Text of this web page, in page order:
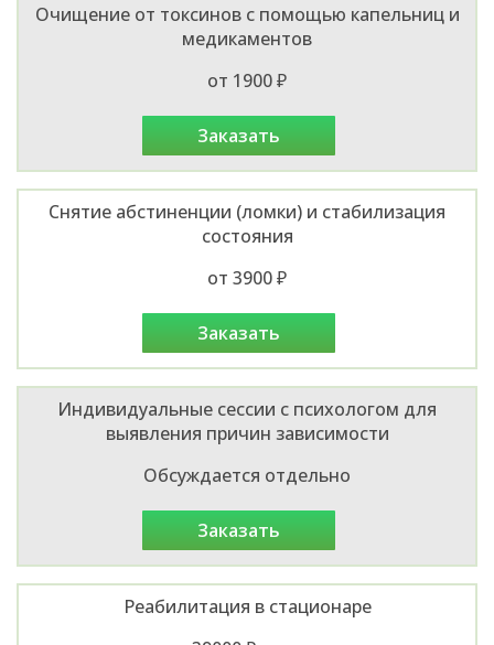
Очищение от токсинов с помощью капельниц и
медикаментов
от 1900 ₽
заказать
Снятие абстиненции (ломки) и стабилизация
состояния
от 3900 ₽
заказать
Индивидуальные сессии с психологом для
выявления причин зависимости
Обсуждается отдельно
заказать
Реабилитация в стационаре